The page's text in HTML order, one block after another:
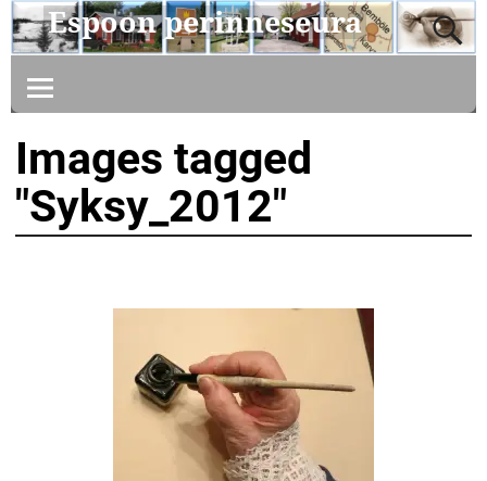
Espoon perinneseura
Images tagged
"Syksy_2012"